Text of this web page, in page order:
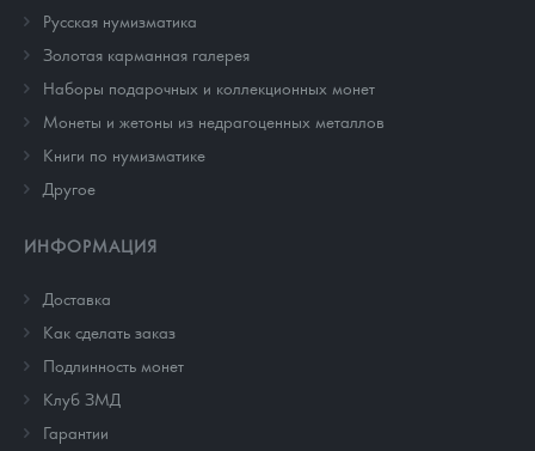
Русская нумизматика
Золотая карманная галерея
Наборы подарочных и коллекционных монет
Монеты и жетоны из недрагоценных металлов
Книги по нумизматике
Другое
ИНФОРМАЦИЯ
Доставка
Как сделать заказ
Подлинность монет
Клуб ЗМД
Гарантии